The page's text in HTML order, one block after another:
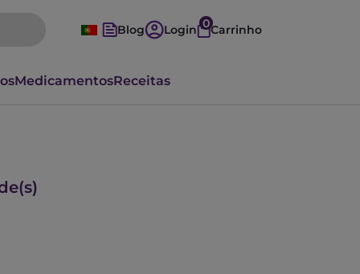
Blog Login 0Carrinho
MedicamentosReceitas